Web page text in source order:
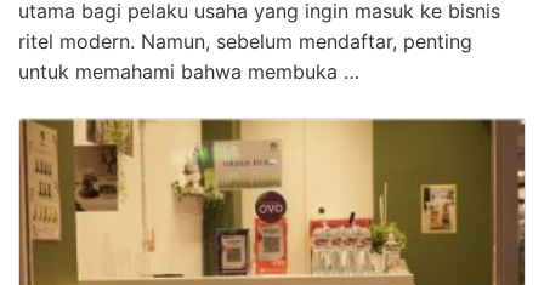
utama bagi pelaku usaha yang ingin masuk ke bisnis
ritel modern. Namun, sebelum mendaftar, penting
untuk memahami bahwa membuka …